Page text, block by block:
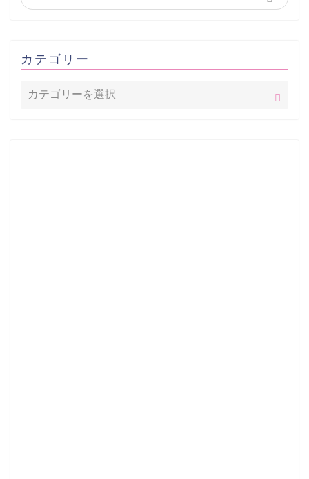
カテゴリー